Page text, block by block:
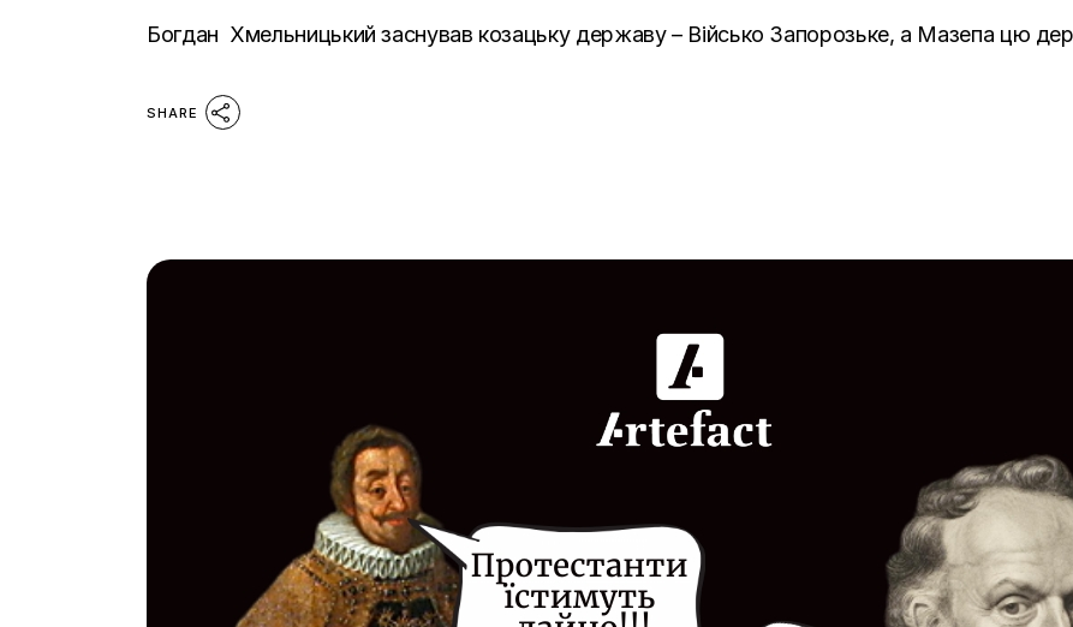
Богдан Хмельницький заснував козацьку державу – Військо Запорозьке, а Мазепа цю
SHARE